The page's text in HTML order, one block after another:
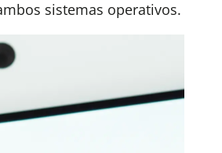
sistemas operativos.